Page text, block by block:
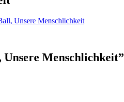
Menschlichkeit”